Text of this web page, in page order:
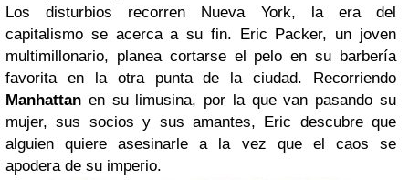
Los disturbios recorren Nueva York, la era del
capitalismo se acerca a su fin. Eric Packer, un joven
multimillonario, planea cortarse el pelo en su barbería
favorita en la otra punta de la ciudad. Recorriendo
Manhattan en su limusina, por la que van pasando su
mujer, sus socios y sus amantes, Eric descubre que
alguien quiere asesinarle a la vez que el caos se
apodera de su imperio.